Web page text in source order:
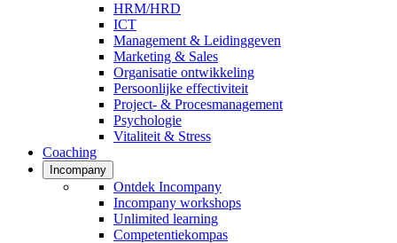
HRM/HRD
ICT
Management & Leidinggeven
Marketing & Sales
Organisatie ontwikkeling
Persoonlijke effectiviteit
Project- & Procesmanagement
Psychologie
Vitaliteit & Stress
Coaching
Incompany
Ontdek Incompany
Incompany workshops
Unlimited learning
Competentiekompas